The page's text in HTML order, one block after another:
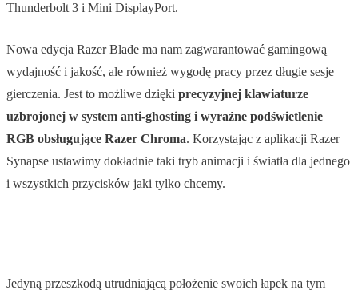
Thunderbolt 3 i Mini DisplayPort.
Nowa edycja Razer Blade ma nam zagwarantować gamingową
wydajność i jakość, ale również wygodę pracy przez długie sesje
gierczenia. Jest to możliwe dzięki precyzyjnej klawiaturze
uzbrojonej w system anti-ghosting i wyraźne podświetlenie
RGB obsługujące Razer Chroma. Korzystając z aplikacji Razer
Synapse ustawimy dokładnie taki tryb animacji i światła dla jednego
i wszystkich przycisków jaki tylko chcemy.
Jedyną przeszkodą utrudniającą położenie swoich łapek na tym